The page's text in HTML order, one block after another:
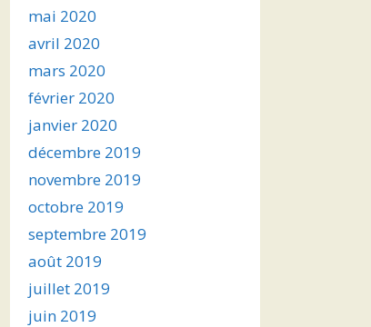
mai 2020
avril 2020
mars 2020
février 2020
janvier 2020
décembre 2019
novembre 2019
octobre 2019
septembre 2019
août 2019
juillet 2019
juin 2019